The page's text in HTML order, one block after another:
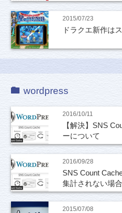
2015/07/23
ドラクエ新作は
wordpress
2016/10/11
【解決】SNS
ーについて
2016/09/28
SNS Count
集計されない場
2015/07/08